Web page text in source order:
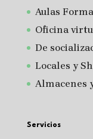
Aulas
Oficina
De
Locales y
Almacenes
Servicios